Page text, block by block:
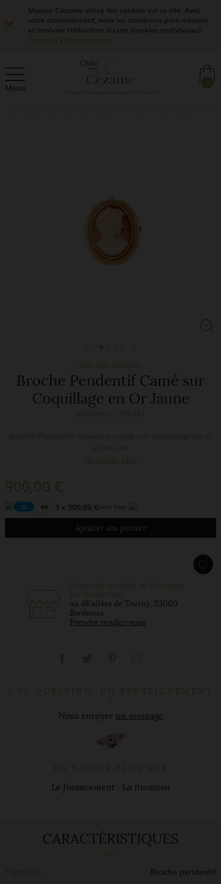
Maison Cézame utilise des cookies sur ce site. Avec
votre consentement, nous les utiliserons pour mesurer
et analyser l'utilisation du site (cookies analytiques).
/
Menu 0
Comptoir Bordelais du Bijou d'Occasion
- BON ÉTAT GÉNÉRAL -
Broche Pendentif Camé sur
Coquillage en Or Jaune
En savoir plus
900,00 €
3X 4X 3 x 300,00 €sans frais
Ajouter au panier
Disponible et visible au Showroom
sur rendez-vous
au 48 allées de Tourny, 33000
Bordeaux
Prendre rendez-vous
UNE QUESTION, UN RENSEIGNEMENT
?
Nous envoyer un message
EN SAVOIR PLUS SUR
Le financement La livraison
CARACTÉRISTIQUES
Broche pendentif